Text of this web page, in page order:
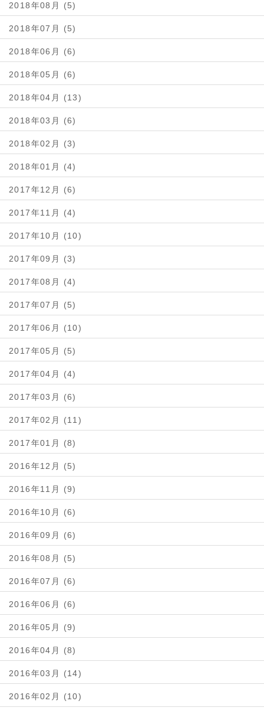
2018年08月 (5)
2018年07月 (5)
2018年06月 (6)
2018年05月 (6)
2018年04月 (13)
2018年03月 (6)
2018年02月 (3)
2018年01月 (4)
2017年12月 (6)
2017年11月 (4)
2017年10月 (10)
2017年09月 (3)
2017年08月 (4)
2017年07月 (5)
2017年06月 (10)
2017年05月 (5)
2017年04月 (4)
2017年03月 (6)
2017年02月 (11)
2017年01月 (8)
2016年12月 (5)
2016年11月 (9)
2016年10月 (6)
2016年09月 (6)
2016年08月 (5)
2016年07月 (6)
2016年06月 (6)
2016年05月 (9)
2016年04月 (8)
2016年03月 (14)
2016年02月 (10)